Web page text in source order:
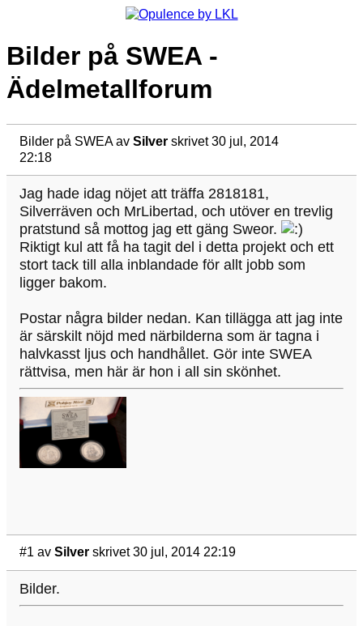
Bilder på SWEA -
Ädelmetallforum
Bilder på SWEAav Silver skrivet 30 jul, 2014
22:18
Jag hade idag nöjet att träffa 2818181,
Silverräven och MrLibertad, och utöver en trevlig
pratstund så mottog jag ett gäng Sweor.
Riktigt kul att få ha tagit del i detta projekt och ett
stort tack till alla inblandade för allt jobb som
ligger bakom.
Postar några bilder nedan. Kan tillägga att jag inte
är särskilt nöjd med närbilderna som är tagna i
halvkasst ljus och handhållet. Gör inte SWEA
rättvisa, men här är hon i all sin skönhet.
#1 av Silver skrivet 30 jul, 2014 22:19
Bilder.